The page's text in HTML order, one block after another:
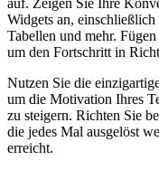
auf. Zeigen Sie Ihre
Widgets an,
Tabellen und mehr.
um den Fortschritt in
Nutzen Sie die
um die Motivation Ihres
zu steigern. Richten Sie
die jedes Mal ausgelöst
erreicht.